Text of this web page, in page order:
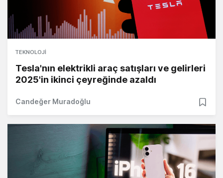
TEKNOLOJI
Tesla'nın elektrikli araç satışları ve gelirleri
2025'in ikinci çeyreğinde azaldı
Candeğer Muradoğlu